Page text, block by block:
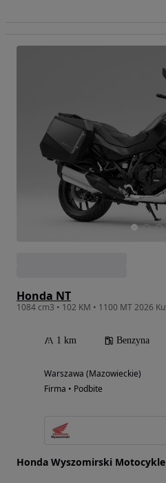
Honda NT
1 km Benzyna
Warszawa (Mazowieckie)
Firma • Podbite
Honda Wyszomirski Motocykle